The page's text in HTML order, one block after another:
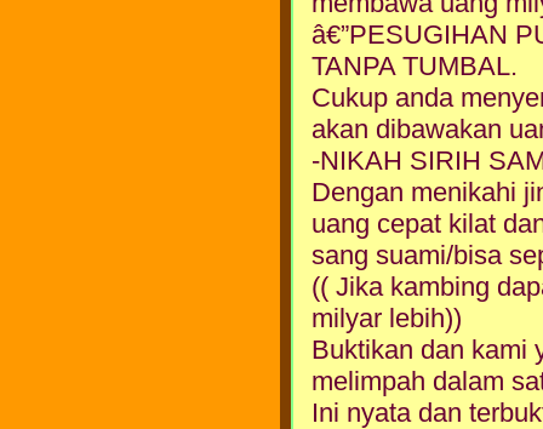
â€”PESUGIHAN
TANPA TUMBAL.
Cukup anda
akan dibawakan
-NIKAH SIRIH
Dengan menikahi
uang cepat kilat
sang suami/bisa
(( Jika kambing
milyar lebih))
Buktikan dan kami
melimpah dalam
Ini nyata dan